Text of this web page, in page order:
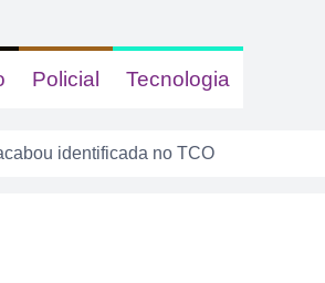
Policial Tecnologia
identificada no TCO